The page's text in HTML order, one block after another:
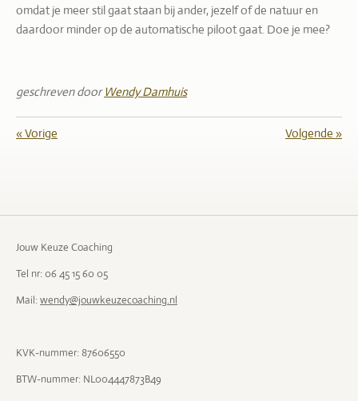
omdat je meer stil gaat staan bij ander, jezelf of de natuur en
daardoor minder op de automatische piloot gaat. Doe je mee?
geschreven doorWendy Damhuis
«Vorige Volgende »
Jouw Keuze Coaching
Tel nr: 06 45 15 60 05
Mail:wendy@jouwkeuzecoaching.nl
KVK-nummer: 87606550
BTW-nummer: NL004447873B49